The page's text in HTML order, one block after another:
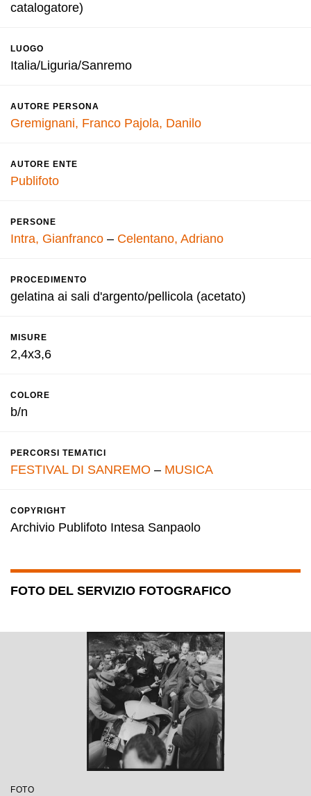
catalogatore)
LUOGO
Italia/Liguria/Sanremo
AUTORE PERSONA
Gremignani, Franco Pajola, Danilo
AUTORE ENTE
Publifoto
PERSONE
Intra, Gianfranco – Celentano, Adriano
PROCEDIMENTO
gelatina ai sali d'argento/pellicola (acetato)
MISURE
2,4x3,6
COLORE
b/n
PERCORSI TEMATICI
FESTIVAL DI SANREMO – MUSICA
COPYRIGHT
Archivio Publifoto Intesa Sanpaolo
FOTO DEL SERVIZIO FOTOGRAFICO
FOTO